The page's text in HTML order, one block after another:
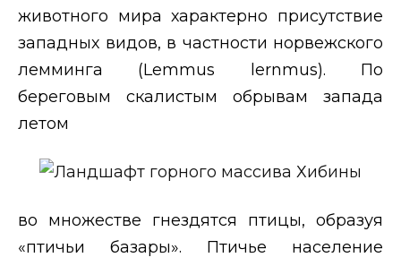
животного мира характерно присутствие
западных видов, в частности норвежского
лемминга (Lemmus lernmus). По
береговым скалистым обрывам запада
летом
во множестве гнездятся птицы, образуя
«птичьи базары». Птичье население